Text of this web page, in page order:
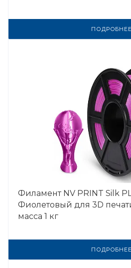
ПОДРОБНЕЕ
Филамент NV PRINT Silk
Фиолетовый для 3D
масса 1 кг
ПОДРОБНЕЕ